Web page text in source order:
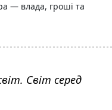
— влада, гроші та
Світ серед